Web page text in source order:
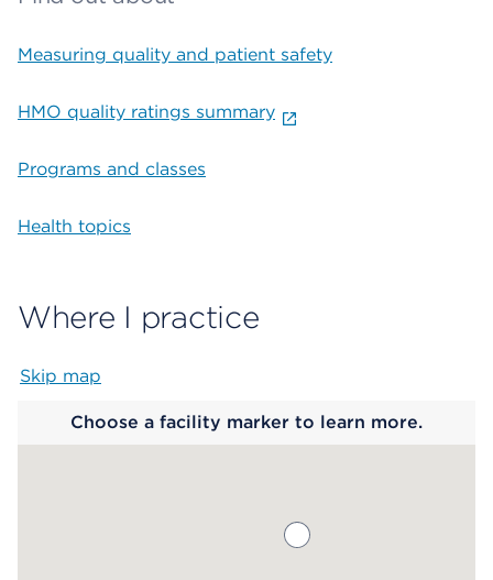
Measuring quality and patient safety
HMO quality ratings summary
Programs and classes
Health topics
Where I practice
Skip map
Choose a facility marker to learn more.